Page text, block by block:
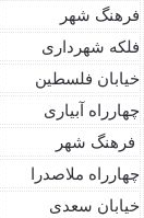
فرهنگ شهر
فلکه شهرداری
خیابان فلسطین
چهارراه آبیاری
فرهنگ شهر‌
چهارراه ملاصدرا
خیابان سعدی